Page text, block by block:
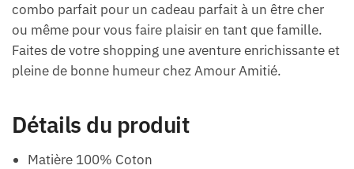
combo parfait pour un cadeau parfait à un être cher
ou même pour vous faire plaisir en tant que famille.
Faites de votre shopping une aventure enrichissante et
pleine de bonne humeur chez Amour Amitié.
Détails du produit
Matière 100% Coton